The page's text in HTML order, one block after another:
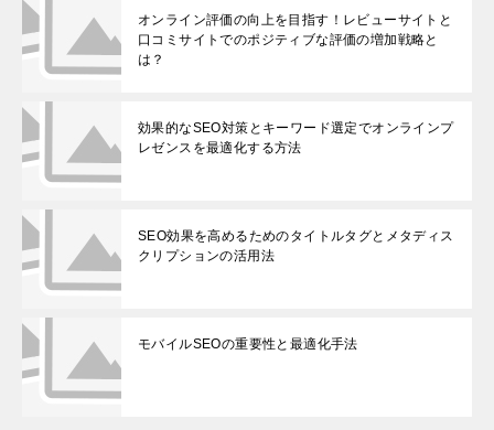
オンライン評価の向上を目指す！レビューサイトと
口コミサイトでのポジティブな評価の増加戦略と
は？
効果的なSEO対策とキーワード選定でオンラインプ
レゼンスを最適化する方法
SEO効果を高めるためのタイトルタグとメタディス
クリプションの活用法
モバイルSEOの重要性と最適化手法